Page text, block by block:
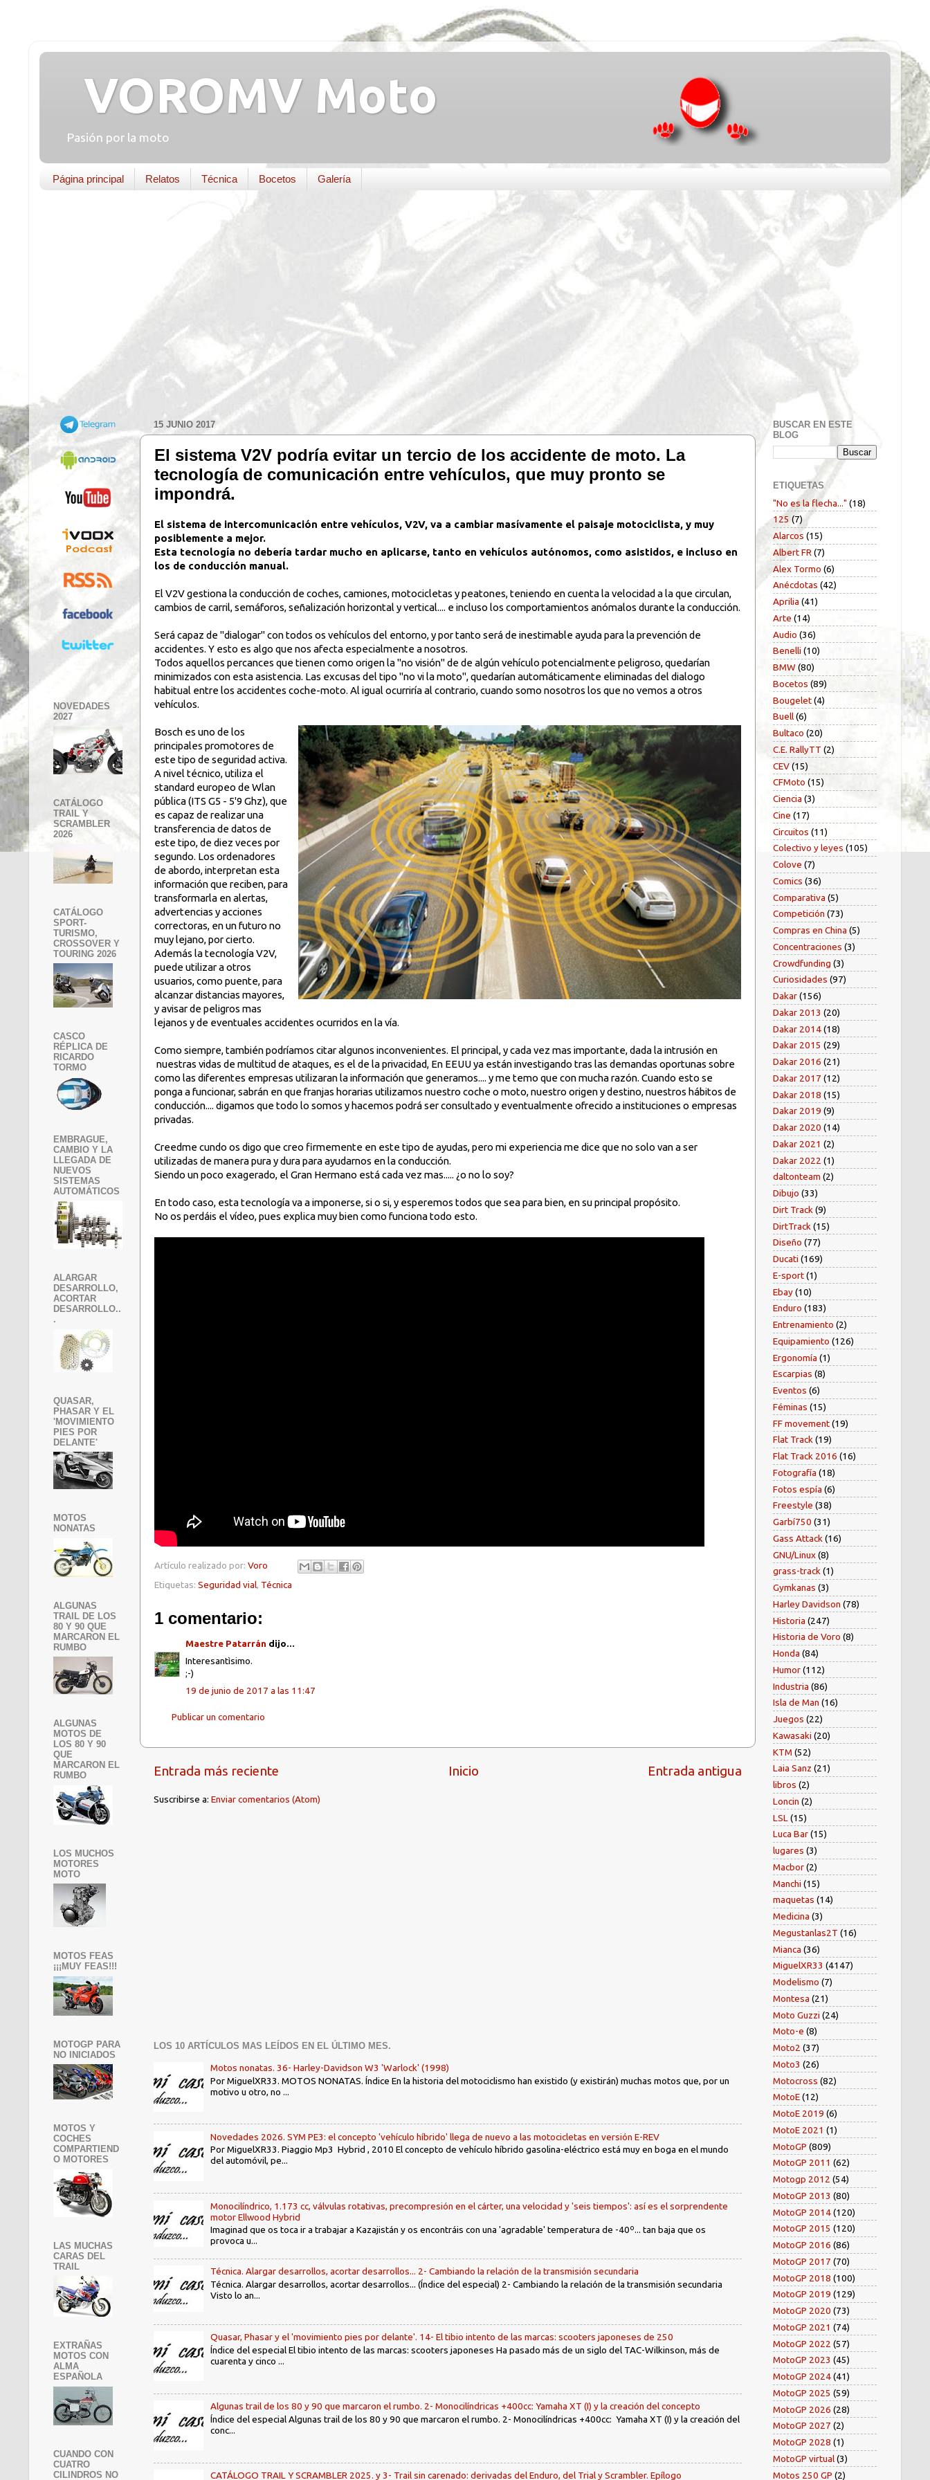
VOROMV Moto
Pasión por la moto
Página principal Relatos Técnica Bocetos Galería
15 JUNIO 2017
El sistema V2V podría evitar un tercio de los accidente de moto. La
tecnología de comunicación entre vehículos, que muy pronto se
impondrá.
El sistema de intercomunicación entre vehículos, V2V, va a cambiar masívamente el paisaje motociclista, y muy
posiblemente a mejor.
Esta tecnología no debería tardar mucho en aplicarse, tanto en vehículos autónomos, como asistidos, e incluso en
los de conducción manual.
El V2V gestiona la conducción de coches, camiones, motocicletas y peatones, teniendo en cuenta la velocidad a la que circulan,
cambios de carril, semáforos, señalización horizontal y vertical.... e incluso los comportamientos anómalos durante la conducción.
Será capaz de "dialogar" con todos os vehículos del entorno, y por tanto será de inestimable ayuda para la prevención de
accidentes. Y esto es algo que nos afecta especialmente a nosotros.
Todos aquellos percances que tienen como origen la "no visión" de de algún vehículo potencialmente peligroso, quedarían
minimizados con esta asistencia. Las excusas del tipo "no vi la moto", quedarían automáticamente eliminadas del dialogo
habitual entre los accidentes coche-moto. Al igual ocurriría al contrario, cuando somo nosotros los que no vemos a otros
vehículos.
Bosch es uno de los
principales promotores de
este tipo de seguridad activa.
A nivel técnico, utiliza el
standard europeo de Wlan
pública (ITS G5 - 5'9 Ghz), que
es capaz de realizar una
transferencia de datos de
este tipo, de diez veces por
segundo. Los ordenadores
de abordo, interpretan esta
información que reciben, para
transformarla en alertas,
advertencias y acciones
correctoras, en un futuro no
muy lejano, por cierto.
Además la tecnología V2V,
puede utilizar a otros
usuarios, como puente, para
alcanzar distancias mayores,
y avisar de peligros mas
lejanos y de eventuales accidentes ocurridos en la vía.
Como siempre, también podríamos citar algunos inconvenientes. El principal, y cada vez mas importante, dada la intrusión en
nuestras vidas de multitud de ataques, es el de la privacidad, En EEUU ya están investigando tras las demandas oportunas sobre
como las diferentes empresas utilizaran la información que generamos.... y me temo que con mucha razón. Cuando esto se
ponga a funcionar, sabrán en que franjas horarias utilizamos nuestro coche o moto, nuestro origen y destino, nuestros hábitos de
conducción.... digamos que todo lo somos y hacemos podrá ser consultado y eventualmente ofrecido a instituciones o empresas
privadas.
Creedme cundo os digo que creo firmemente en este tipo de ayudas, pero mi experiencia me dice que no solo van a ser
utilizadas de manera pura y dura para ayudarnos en la conducción.
Siendo un poco exagerado, el Gran Hermano está cada vez mas..... ¿o no lo soy?
En todo caso, esta tecnología va a imponerse, si o si, y esperemos todos que sea para bien, en su principal propósito.
No os perdáis el vídeo, pues explica muy bien como funciona todo esto.
Artículo realizado por: Voro
Etiquetas: Seguridad vial, Técnica
1 comentario:
Maestre Patarrán dijo...
Interesantìsimo.
;-)
19 de junio de 2017 a las 11:47
Publicar un comentario
Entrada más reciente Entrada antigua
Inicio
Suscribirse a: Enviar comentarios (Atom)
LOS 10 ARTÍCULOS MAS LEÍDOS EN EL ÚLTIMO MES.
Motos nonatas. 36- Harley-Davidson W3 'Warlock' (1998)
Por MiguelXR33. MOTOS NONATAS. Índice En la historia del motociclismo han existido (y existirán) muchas motos que, por un
motivo u otro, no ...
Novedades 2026. SYM PE3: el concepto 'vehículo híbrido' llega de nuevo a las motocicletas en versión E-REV
Por MiguelXR33. Piaggio Mp3 Hybrid , 2010 El concepto de vehículo híbrido gasolina-eléctrico está muy en boga en el mundo
del automóvil, pe...
Monocilíndrico, 1.173 cc, válvulas rotativas, precompresión en el cárter, una velocidad y 'seis tiempos': así es el sorprendente
motor Ellwood Hybrid
Imaginad que os toca ir a trabajar a Kazajistán y os encontráis con una 'agradable' temperatura de -40º... tan baja que os
provoca u...
Técnica. Alargar desarrollos, acortar desarrollos... 2- Cambiando la relación de la transmisión secundaria
Técnica. Alargar desarrollos, acortar desarrollos... (Índice del especial) 2- Cambiando la relación de la transmisión secundaria
Visto lo an...
Quasar, Phasar y el 'movimiento pies por delante'. 14- El tibio intento de las marcas: scooters japoneses de 250
Índice del especial El tibio intento de las marcas: scooters japoneses Ha pasado más de un siglo del TAC-Wilkinson, más de
cuarenta y cinco ...
Algunas trail de los 80 y 90 que marcaron el rumbo. 2- Monocilíndricas +400cc: Yamaha XT (I) y la creación del concepto
Índice del especial Algunas trail de los 80 y 90 que marcaron el rumbo. 2- Monocilíndricas +400cc: Yamaha XT (I) y la creación del
conc...
CATÁLOGO TRAIL Y SCRAMBLER 2025. y 3- Trail sin carenado: derivadas del Enduro, del Trial y Scrambler. Epílogo
NOVEDADES
2027
CATÁLOGO
TRAIL Y
SCRAMBLER
2026
CATÁLOGO
SPORT-
TURISMO,
CROSSOVER Y
TOURING 2026
CASCO
RÉPLICA DE
RICARDO
TORMO
EMBRAGUE,
CAMBIO Y LA
LLEGADA DE
NUEVOS
SISTEMAS
AUTOMÁTICOS
ALARGAR
DESARROLLO,
ACORTAR
DESARROLLO..
.
QUASAR,
PHASAR Y EL
'MOVIMIENTO
PIES POR
DELANTE'
MOTOS
NONATAS
ALGUNAS
TRAIL DE LOS
80 Y 90 QUE
MARCARON EL
RUMBO
ALGUNAS
MOTOS DE
LOS 80 Y 90
QUE
MARCARON EL
RUMBO
LOS MUCHOS
MOTORES
MOTO
MOTOS FEAS
¡¡¡MUY FEAS!!!
MOTOGP PARA
NO INICIADOS
MOTOS Y
COCHES
COMPARTIEND
O MOTORES
LAS MUCHAS
CARAS DEL
TRAIL
EXTRAÑAS
MOTOS CON
ALMA
ESPAÑOLA
CUANDO CON
CUATRO
CILINDROS NO
BUSCAR EN ESTE
BLOG
ETIQUETAS
"No es la flecha..." (18)
125 (7)
Alarcos (15)
Albert FR (7)
Alex Tormo (6)
Anécdotas (42)
Aprilia (41)
Arte (14)
Audio (36)
Benelli (10)
BMW (80)
Bocetos (89)
Bougelet(4)
Buell(6)
Bultaco (20)
C.E. RallyTT (2)
CEV(15)
CFMoto (15)
Ciencia (3)
Cine (17)
Circuitos (11)
Colectivo y leyes (105)
Colove (7)
Comics (36)
Comparativa (5)
Competición (73)
Compras en China (5)
Concentraciones (3)
Crowdfunding (3)
Curiosidades (97)
Dakar(156)
Dakar 2013 (20)
Dakar 2014(18)
Dakar 2015 (29)
Dakar 2016 (21)
Dakar 2017 (12)
Dakar 2018 (15)
Dakar 2019 (9)
Dakar 2020 (14)
Dakar 2021 (2)
Dakar 2022 (1)
daltonteam (2)
Dibujo (33)
Dirt Track (9)
DirtTrack (15)
Diseño (77)
Ducati (169)
E-sport(1)
Ebay(10)
Enduro (183)
Entrenamiento (2)
Equipamiento (126)
Ergonomía (1)
Escarpias (8)
Eventos (6)
Féminas (15)
FF movement(19)
Flat Track(19)
Flat Track 2016 (16)
Fotografía (18)
Fotos espía (6)
Freestyle (38)
Garbí750 (31)
Gass Attack (16)
GNU/Linux(8)
grass-track(1)
Gymkanas (3)
Harley Davidson (78)
Historia (247)
Historia de Voro (8)
Honda (84)
Humor(112)
Industria (86)
Isla de Man (16)
Juegos (22)
Kawasaki (20)
KTM (52)
Laia Sanz (21)
libros (2)
Loncin (2)
LSL (15)
Luca Bar(15)
lugares (3)
Macbor(2)
Manchi (15)
maquetas (14)
Medicina (3)
Megustanlas2T (16)
Mianca (36)
MiguelXR33 (4147)
Modelismo (7)
Montesa (21)
Moto Guzzi (24)
Moto-e (8)
Moto2 (37)
Moto3 (26)
Motocross (82)
MotoE(12)
MotoE 2019 (6)
MotoE 2021 (1)
MotoGP (809)
MotoGP 2011 (62)
Motogp 2012 (54)
MotoGP 2013 (80)
MotoGP 2014(120)
MotoGP 2015 (120)
MotoGP 2016 (86)
MotoGP 2017 (70)
MotoGP 2018 (100)
MotoGP 2019 (129)
MotoGP 2020 (73)
MotoGP 2021 (74)
MotoGP 2022 (57)
MotoGP 2023 (45)
MotoGP 2024(41)
MotoGP 2025 (59)
MotoGP 2026 (28)
MotoGP 2027 (2)
MotoGP 2028 (1)
MotoGP virtual(3)
Motos 250 GP (2)